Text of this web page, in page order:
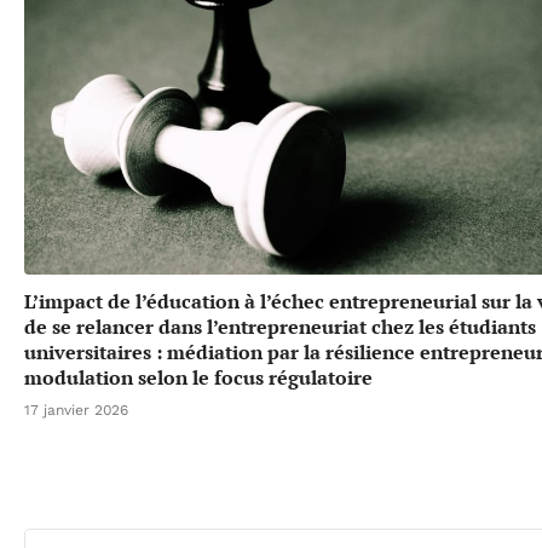
L’impact de l’éducation à l’échec entrepreneurial sur
de se relancer dans l’entrepreneuriat chez les étudiants
universitaires : médiation par la résilience
modulation selon le focus régulatoire
17 janvier 2026